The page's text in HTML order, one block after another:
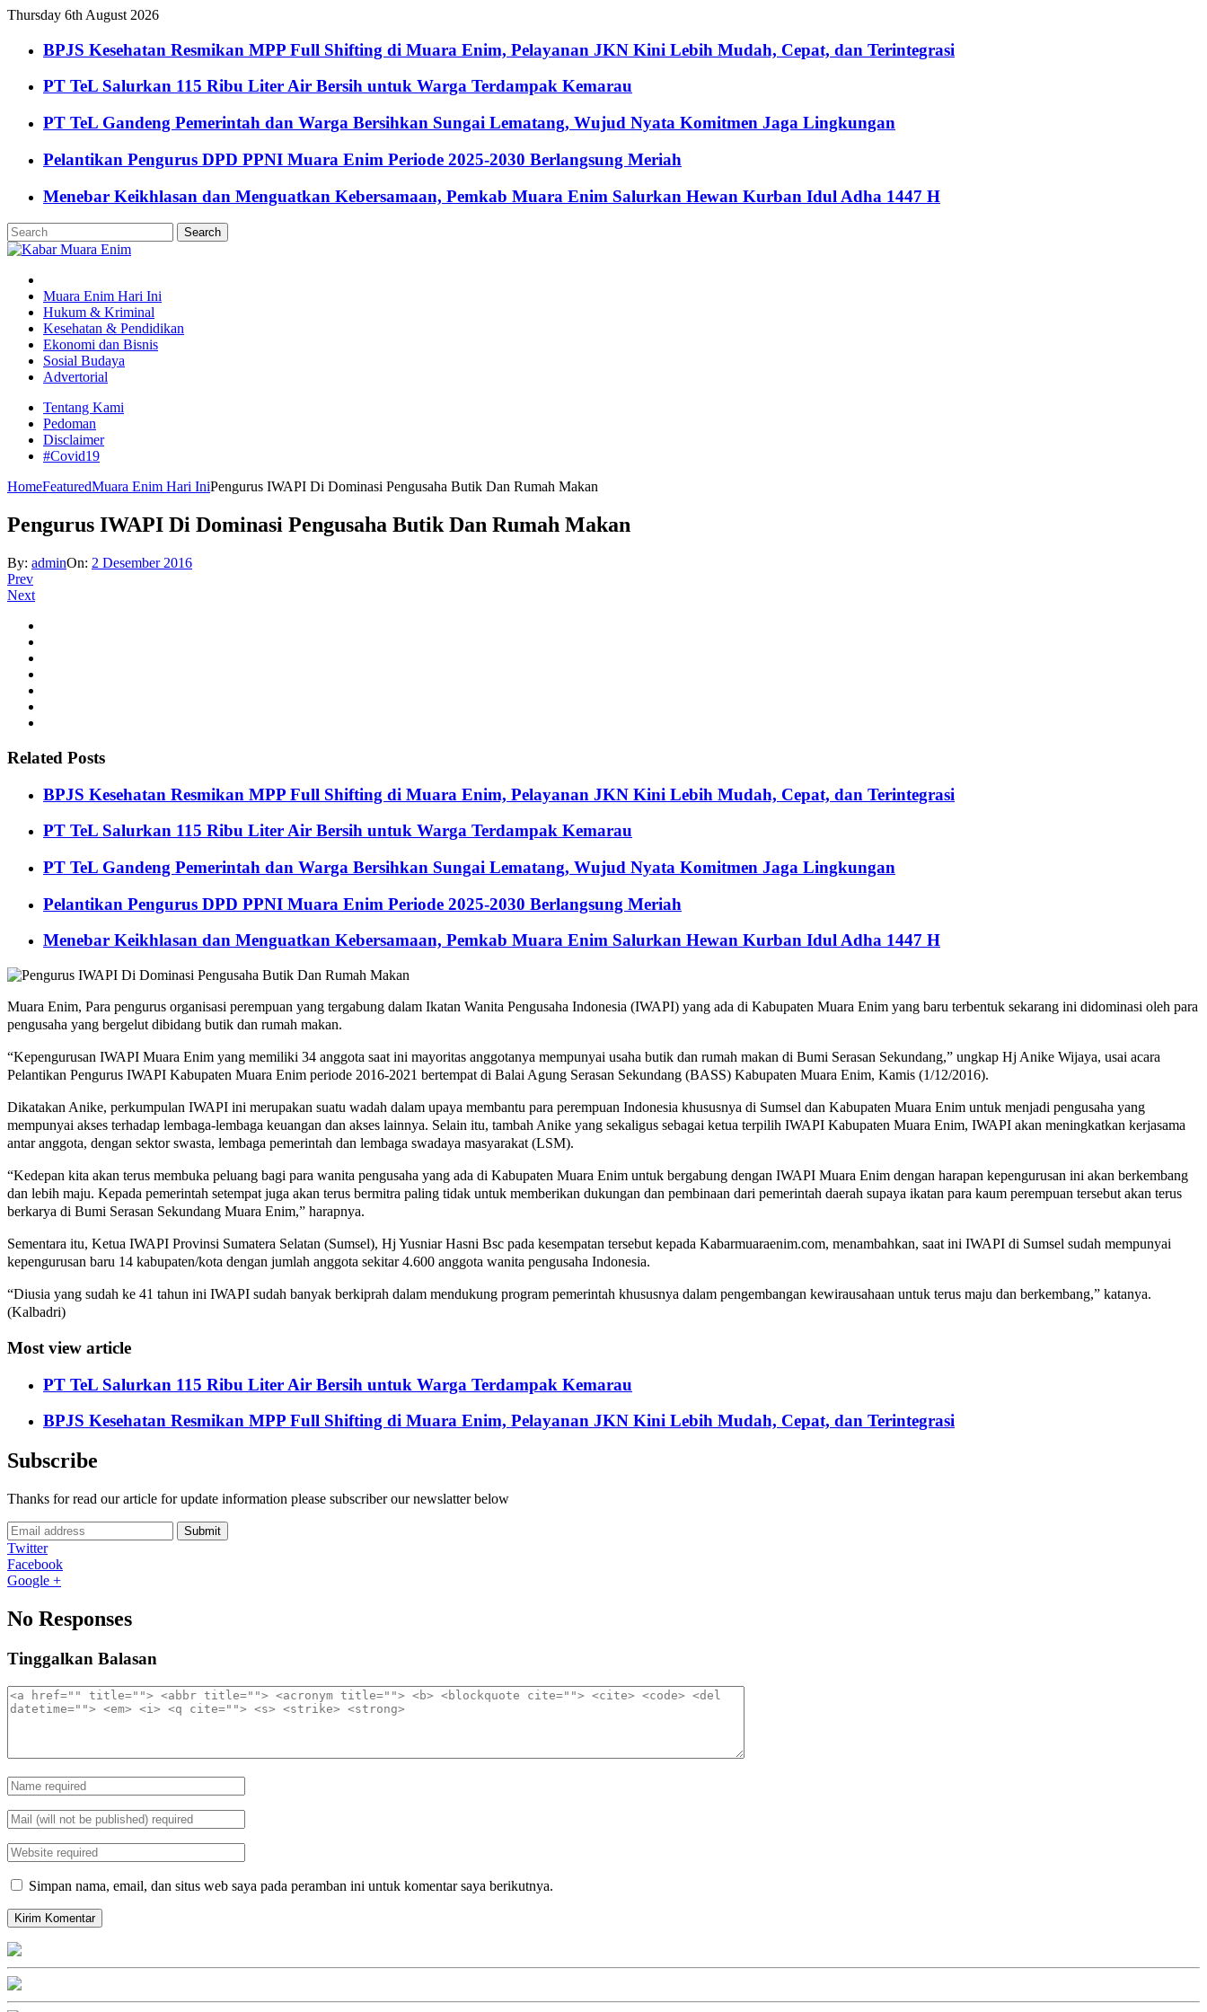
Thursday 6th August 2026
BPJS Kesehatan Resmikan MPP Full Shifting di Muara Enim, Pelayanan JKN Kini Lebih Mudah, Cepat, dan Terintegrasi
PT TeL Salurkan 115 Ribu Liter Air Bersih untuk Warga Terdampak Kemarau
PT TeL Gandeng Pemerintah dan Warga Bersihkan Sungai Lematang, Wujud Nyata Komitmen Jaga Lingkungan
Pelantikan Pengurus DPD PPNI Muara Enim Periode 2025-2030 Berlangsung Meriah
Menebar Keikhlasan dan Menguatkan Kebersamaan, Pemkab Muara Enim Salurkan Hewan Kurban Idul Adha 1447 H
Muara Enim Hari Ini
Hukum & Kriminal
Kesehatan & Pendidikan
Ekonomi dan Bisnis
Sosial Budaya
Advertorial
Tentang Kami
Pedoman
Disclaimer
#Covid19
HomeFeaturedMuara Enim Hari IniPengurus IWAPI Di Dominasi Pengusaha Butik Dan Rumah Makan
Pengurus IWAPI Di Dominasi Pengusaha Butik Dan Rumah Makan
By: adminOn: 2 Desember 2016
Prev
Next
Related Posts
BPJS Kesehatan Resmikan MPP Full Shifting di Muara Enim, Pelayanan JKN Kini Lebih Mudah, Cepat, dan Terintegrasi
PT TeL Salurkan 115 Ribu Liter Air Bersih untuk Warga Terdampak Kemarau
PT TeL Gandeng Pemerintah dan Warga Bersihkan Sungai Lematang, Wujud Nyata Komitmen Jaga Lingkungan
Pelantikan Pengurus DPD PPNI Muara Enim Periode 2025-2030 Berlangsung Meriah
Menebar Keikhlasan dan Menguatkan Kebersamaan, Pemkab Muara Enim Salurkan Hewan Kurban Idul Adha 1447 H
Muara Enim, Para pengurus organisasi perempuan yang tergabung dalam Ikatan Wanita Pengusaha Indonesia (IWAPI) yang ada di Kabupaten Muara Enim yang baru terbentuk sekarang ini didominasi oleh para
pengusaha yang bergelut dibidang butik dan rumah makan.
“Kepengurusan IWAPI Muara Enim yang memiliki 34 anggota saat ini mayoritas anggotanya mempunyai usaha butik dan rumah makan di Bumi Serasan Sekundang,” ungkap Hj Anike Wijaya, usai acara
Pelantikan Pengurus IWAPI Kabupaten Muara Enim periode 2016-2021 bertempat di Balai Agung Serasan Sekundang (BASS) Kabupaten Muara Enim, Kamis (1/12/2016).
Dikatakan Anike, perkumpulan IWAPI ini merupakan suatu wadah dalam upaya membantu para perempuan Indonesia khususnya di Sumsel dan Kabupaten Muara Enim untuk menjadi pengusaha yang
mempunyai akses terhadap lembaga-lembaga keuangan dan akses lainnya. Selain itu, tambah Anike yang sekaligus sebagai ketua terpilih IWAPI Kabupaten Muara Enim, IWAPI akan meningkatkan kerjasama
antar anggota, dengan sektor swasta, lembaga pemerintah dan lembaga swadaya masyarakat (LSM).
“Kedepan kita akan terus membuka peluang bagi para wanita pengusaha yang ada di Kabupaten Muara Enim untuk bergabung dengan IWAPI Muara Enim dengan harapan kepengurusan ini akan berkembang
dan lebih maju. Kepada pemerintah setempat juga akan terus bermitra paling tidak untuk memberikan dukungan dan pembinaan dari pemerintah daerah supaya ikatan para kaum perempuan tersebut akan terus
berkarya di Bumi Serasan Sekundang Muara Enim,” harapnya.
Sementara itu, Ketua IWAPI Provinsi Sumatera Selatan (Sumsel), Hj Yusniar Hasni Bsc pada kesempatan tersebut kepada Kabarmuaraenim.com, menambahkan, saat ini IWAPI di Sumsel sudah mempunyai
kepengurusan baru 14 kabupaten/kota dengan jumlah anggota sekitar 4.600 anggota wanita pengusaha Indonesia.
“Diusia yang sudah ke 41 tahun ini IWAPI sudah banyak berkiprah dalam mendukung program pemerintah khususnya dalam pengembangan kewirausahaan untuk terus maju dan berkembang,” katanya.
(Kalbadri)
Most view article
PT TeL Salurkan 115 Ribu Liter Air Bersih untuk Warga Terdampak Kemarau
BPJS Kesehatan Resmikan MPP Full Shifting di Muara Enim, Pelayanan JKN Kini Lebih Mudah, Cepat, dan Terintegrasi
Subscribe
Thanks for read our article for update information please subscriber our newslatter below
Submit
Twitter
Facebook
Google +
No Responses
Tinggalkan Balasan
Simpan nama, email, dan situs web saya pada peramban ini untuk komentar saya berikutnya.